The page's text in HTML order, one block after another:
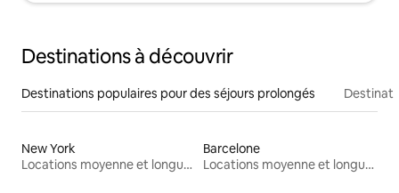
Destinations à découvrir
Destinations populaires pour des séjours prolongés
New York
Locations moyenne et longue durée
Barcelone
Locations moyenne et longue durée